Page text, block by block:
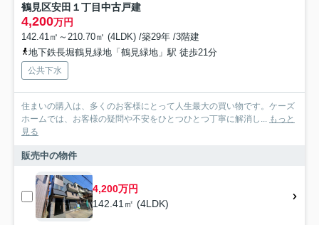
鶴見区安田１丁目中古戸建
4,200万円
142.41㎡～210.70㎡ (4LDK) /築29年 /3階建
地下鉄長堀鶴見緑地「鶴見緑地」駅 徒歩21分
公共下水
住まいの購入は、多くのお客様にとって人生最大の買い物です。ケーズ
ホームでは、お客様の疑問や不安をひとつひとつ丁寧に解消し... もっと
見る
販売中の物件
4,200万円
142.41㎡ (4LDK)